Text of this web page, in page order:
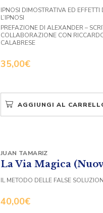
35,00€
IPNOSI DIMOSTRATIVA ED
L’IPNOSI
PREFAZIONE DI ALEXANDER –
COLLABORAZIONE CON
CALABRESE
AGGIUNGI AL
La Via Magica
40,00€
JUAN TAMARIZ
IL METODO DELLE FALSE